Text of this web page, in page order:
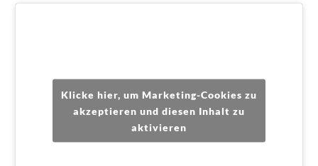
Klicke hier, um Marketing-Cookies zu
akzeptieren und diesen Inhalt zu
aktivieren